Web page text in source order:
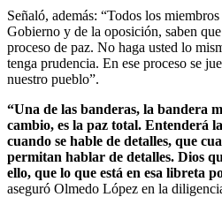
Señaló, además: “Todos los
Gobierno y de la oposición, saben
proceso de paz. No haga usted lo
tenga prudencia. En ese proceso se
nuestro pueblo”.
“Una de las banderas, la bandera
cambio, es la paz total. Entenderá
cuando se hable de detalles, que
permitan hablar de detalles. Dios
ello, que lo que está en esa libreta
aseguró Olmedo López en la